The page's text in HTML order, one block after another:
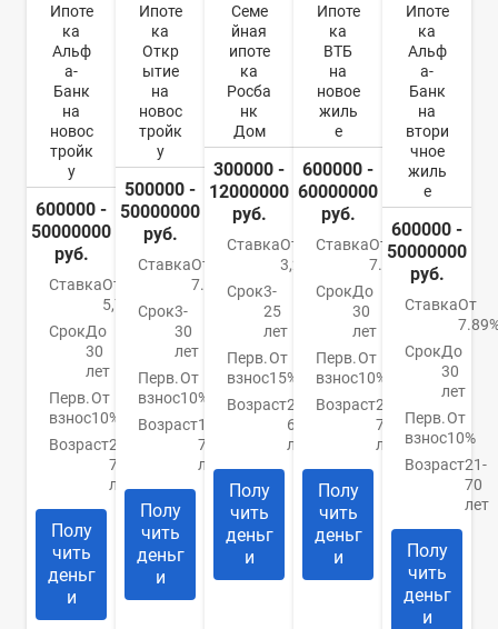
Ипоте
ка
Альф
а-
Банк
на
новос
тройк
у
600000 -
50000000
руб.
СтавкаОт
5,79%
СрокДо
30
лет
Перв.
взнос
От
10%
Возраст21-
70
лет
Полу
чить
деньг
и
Ипоте
ка
Откр
ытие
на
новос
тройк
у
500000 -
50000000
руб.
СтавкаОт
7.5%
Срок3-
30
лет
Перв.
взнос
От
10%
Возраст18-
70
лет
Полу
чить
деньг
и
Семе
йная
ипоте
ка
Росба
нк
Дом
300000 -
12000000
руб.
СтавкаОт
3,2%
Срок3-
25
лет
Перв.
взнос
От
15%
Возраст21-
65
лет
Полу
чить
деньг
и
Ипоте
ка
ВТБ
на
новое
жиль
е
600000 -
60000000
руб.
СтавкаОт
7.4%
СрокДо
30
лет
Перв.
взнос
От
10%
Возраст21-
75
лет
Полу
чить
деньг
и
Ипоте
ка
Альф
а-
Банк
на
втори
чное
жиль
е
600000 -
50000000
руб.
СтавкаОт
СрокДо
30
лет
Перв.
взнос
От
10%
Возраст21-
70
лет
Полу
чить
деньг
и